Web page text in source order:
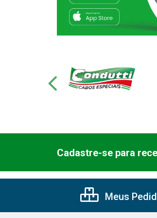
Cadastre-se para
Meus